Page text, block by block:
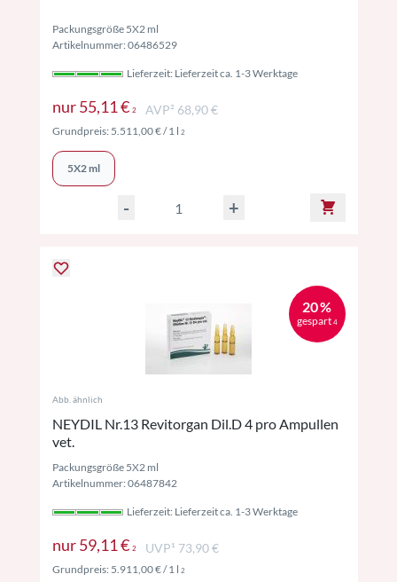
Packungsgröße 5X2 ml
Artikelnummer: 06486529
Lieferzeit: Lieferzeit ca. 1-3 Werktage
nur55,11 € 2Preise inkl. MwSt. ggf. zzgl. Versand
AVP² 68,90 €
Grundpreis: 5.511,00 €/ 1 l 2Preise inkl. MwSt. ggf. zzgl. Versand
5X2 ml
- +
20 %
gespart 4
Abb. ähnlich
NEYDIL Nr.13 Revitorgan Dil.D 4 pro Ampullen
vet.
Packungsgröße 5X2 ml
Artikelnummer: 06487842
Lieferzeit: Lieferzeit ca. 1-3 Werktage
nur59,11 € 2Preise inkl. MwSt. ggf. zzgl. Versand
UVP¹ 73,90 €
Grundpreis: 5.911,00 €/ 1 l 2Preise inkl. MwSt. ggf. zzgl. Versand